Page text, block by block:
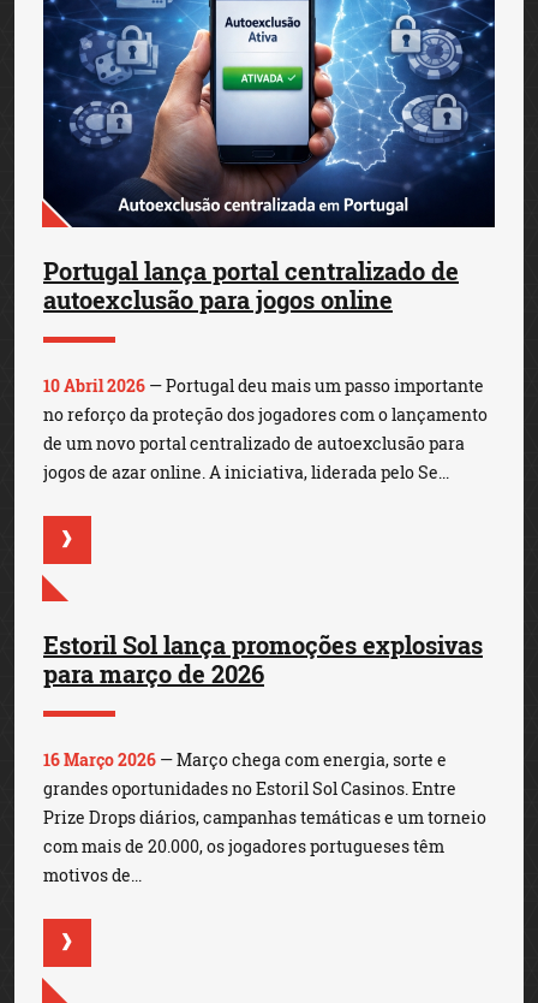
Portugal lança portal centralizado de
autoexclusão para jogos online
10 Abril 2026 — Portugal deu mais um passo importante
no reforço da proteção dos jogadores com o lançamento
de um novo portal centralizado de autoexclusão para
jogos de azar online. A iniciativa, liderada pelo Se...
Estoril Sol lança promoções explosivas
para março de 2026
16 Março 2026 — Março chega com energia, sorte e
grandes oportunidades no Estoril Sol Casinos. Entre
Prize Drops diários, campanhas temáticas e um torneio
com mais de 20.000, os jogadores portugueses têm
motivos de...